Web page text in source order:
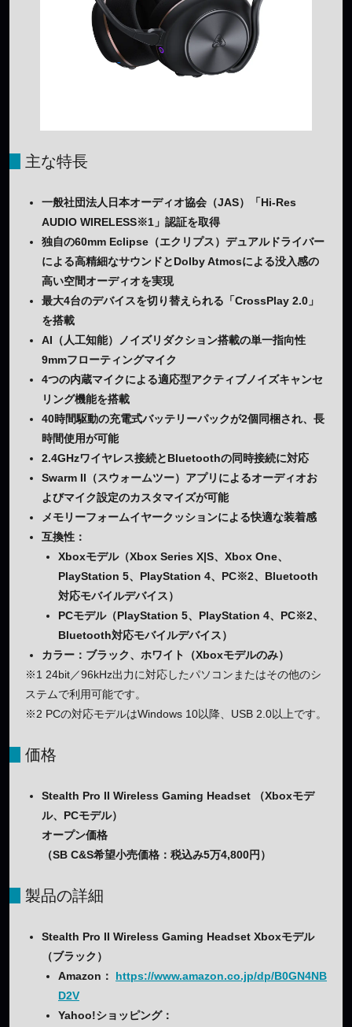
主な特長
一般社団法人日本オーディオ協会（JAS）「Hi-Res
AUDIO WIRELESS※1」認証を取得
独自の60mm Eclipse（エクリプス）デュアルドライバー
による高精細なサウンドとDolby Atmosによる没入感の
高い空間オーディオを実現
最大4台のデバイスを切り替えられる「CrossPlay 2.0」
を搭載
AI（人工知能）ノイズリダクション搭載の単一指向性
9mmフローティングマイク
4つの内蔵マイクによる適応型アクティブノイズキャンセ
リング機能を搭載
40時間駆動の充電式バッテリーパックが2個同梱され、長
時間使用が可能
2.4GHzワイヤレス接続とBluetoothの同時接続に対応
Swarm II（スウォームツー）アプリによるオーディオお
よびマイク設定のカスタマイズが可能
メモリーフォームイヤークッションによる快適な装着感
互換性：
Xboxモデル（Xbox Series X|S、Xbox One、
PlayStation 5、PlayStation 4、PC※2、Bluetooth
対応モバイルデバイス）
PCモデル（PlayStation 5、PlayStation 4、PC※2、
Bluetooth対応モバイルデバイス）
カラー：ブラック、ホワイト（Xboxモデルのみ）
※1 24bit／96kHz出力に対応したパソコンまたはその他のシ
ステムで利用可能です。
※2 PCの対応モデルはWindows 10以降、USB 2.0以上です。
価格
Stealth Pro II Wireless Gaming Headset （Xboxモデ
ル、PCモデル）
オープン価格
（SB C&S希望小売価格：税込み5万4,800円）
製品の詳細
Stealth Pro II Wireless Gaming Headset Xboxモデル
（ブラック）
Amazon：
https://www.amazon.co.jp/dp/B0GN4NB
D2V
Yahoo!ショッピング：